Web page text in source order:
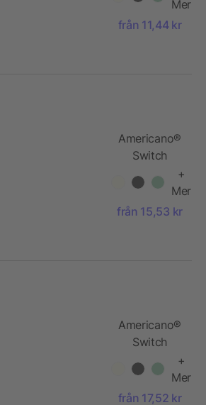
Mer
från 11,44 kr
Americano®
Switch
Renew 200
ml med 360°
lock
+
Mer
från 15,53 kr
Americano®
Switch
Renew 300
ml med 360°
lock
+
Mer
från 17,52 kr